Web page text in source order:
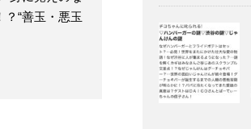
“善玉・悪玉